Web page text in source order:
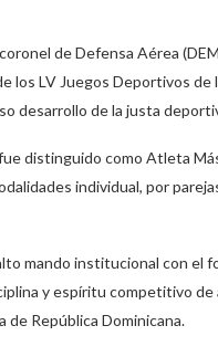
de Defensa Aérea
los LV Juegos Deportivos de
desarrollo de la justa
distinguido como Atleta
individual, por
mando institucional con el
y espíritu competitivo
de República Dominicana.